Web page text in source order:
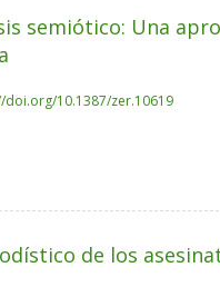
semiótico: Una
doi.org/10.1387/zer.10619
de los